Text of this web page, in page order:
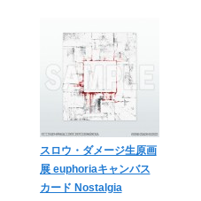
スロウ・ダメージ生原画
展 euphoriaキャンバス
カード Nostalgia